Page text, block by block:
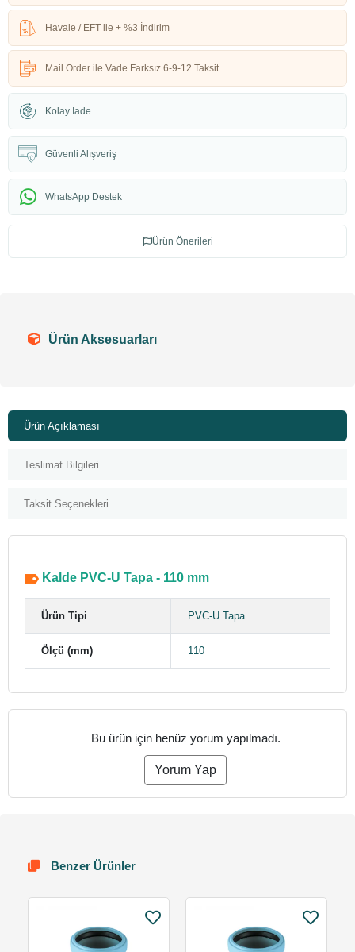
Havale / EFT ile + %3 İndirim
Mail Order ile Vade Farksız 6-9-12 Taksit
Kolay İade
Güvenli Alışveriş
WhatsApp Destek
Ürün Önerileri
Ürün Aksesuarları
Ürün Açıklaması
Teslimat Bilgileri
Taksit Seçenekleri
Kalde PVC-U Tapa - 110 mm
Ürün Tipi PVC-U Tapa
Ölçü (mm) 110
Bu ürün için henüz yorum yapılmadı.
Yorum Yap
Benzer Ürünler